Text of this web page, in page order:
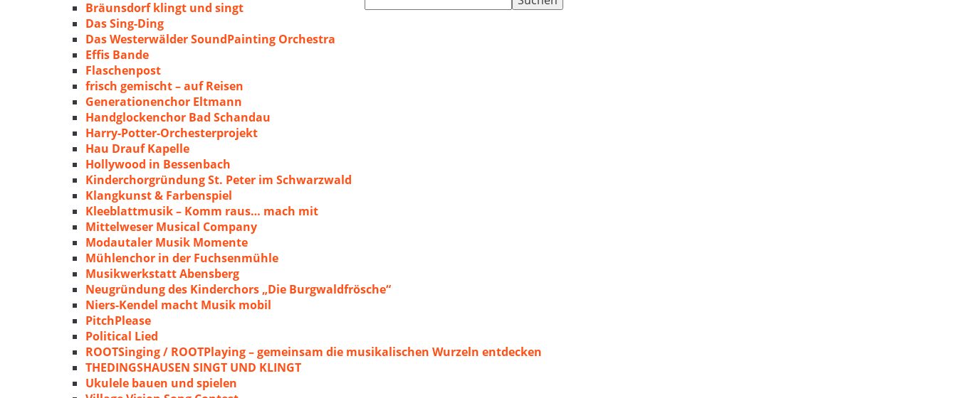
nach:
Bräunsdorf klingt und singt
Das Sing-Ding
Das Westerwälder SoundPainting Orchestra
Effis Bande
Flaschenpost
frisch gemischt – auf Reisen
Generationenchor Eltmann
Handglockenchor Bad Schandau
Harry-Potter-Orchesterprojekt
Hau Drauf Kapelle
Hollywood in Bessenbach
Kinderchorgründung St. Peter im Schwarzwald
Klangkunst & Farbenspiel
Kleeblattmusik – Komm raus… mach mit
Mittelweser Musical Company
Modautaler Musik Momente
Mühlenchor in der Fuchsenmühle
Musikwerkstatt Abensberg
Neugründung des Kinderchors „Die Burgwaldfrösche“
Niers-Kendel macht Musik mobil
PitchPlease
Political Lied
ROOTSinging / ROOTPlaying – gemeinsam die musikalischen Wurzeln entdecken
THEDINGSHAUSEN SINGT UND KLINGT
Ukulele bauen und spielen